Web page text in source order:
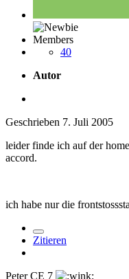
Members
40
Autor
Geschrieben 7. Juli 2005
leider finde ich auf der
accord.
ich habe nur die
Zitieren
Peter CE 7